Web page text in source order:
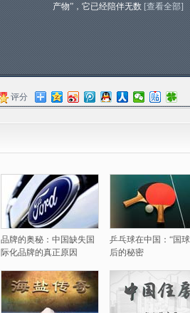
产物”，它已经陪伴无数 [查看全部]
评分
品牌的奥秘：中国缺失国
际化品牌的真正原因
乒乓球在中国：“国
后的秘密